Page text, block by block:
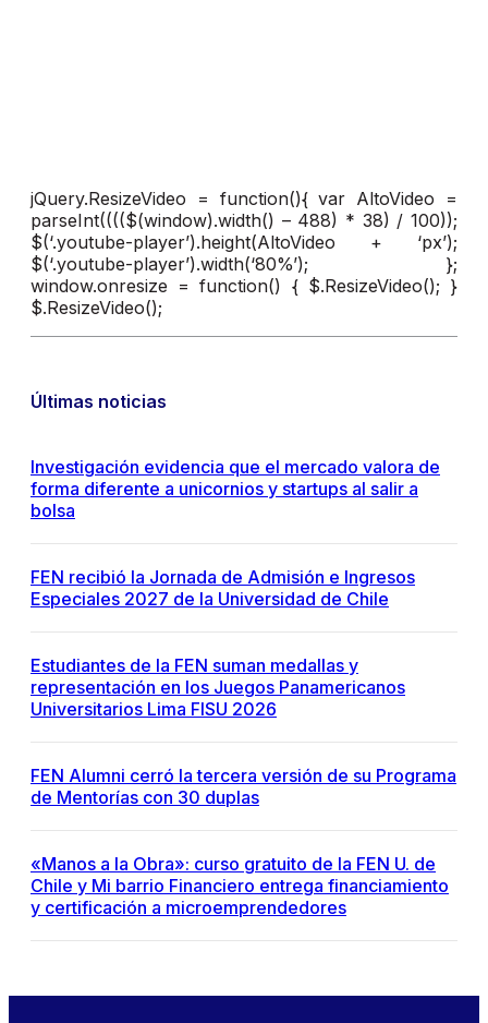
jQuery.ResizeVideo = function(){ var AltoVideo =
parseInt(((($(window).width() – 488) * 38) / 100));
$(‘.youtube-player’).height(AltoVideo + ‘px’);
$(‘.youtube-player’).width(‘80%’); };
window.onresize = function() { $.ResizeVideo(); }
$.ResizeVideo();
Últimas noticias
Investigación evidencia que el mercado valora de
forma diferente a unicornios y startups al salir a
bolsa
FEN recibió la Jornada de Admisión e Ingresos
Especiales 2027 de la Universidad de Chile
Estudiantes de la FEN suman medallas y
representación en los Juegos Panamericanos
Universitarios Lima FISU 2026
FEN Alumni cerró la tercera versión de su Programa
de Mentorías con 30 duplas
«Manos a la Obra»: curso gratuito de la FEN U. de
Chile y Mi barrio Financiero entrega financiamiento
y certificación a microemprendedores